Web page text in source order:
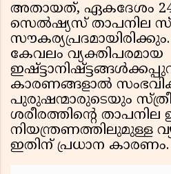
അതായത്, ഏകദേശം 24
സെൽഷ്യസ് താപനില
കേവലം വ്യക്തിപരമായ
കാരണങ്ങളാൽ
പുരുഷന്മാരുടെയും
ശരീരത്തിൻ്റെ
നിയന്ത്രണത്തിലുമുള്ള
ഇതിന് പ്രധാന കാരണം.